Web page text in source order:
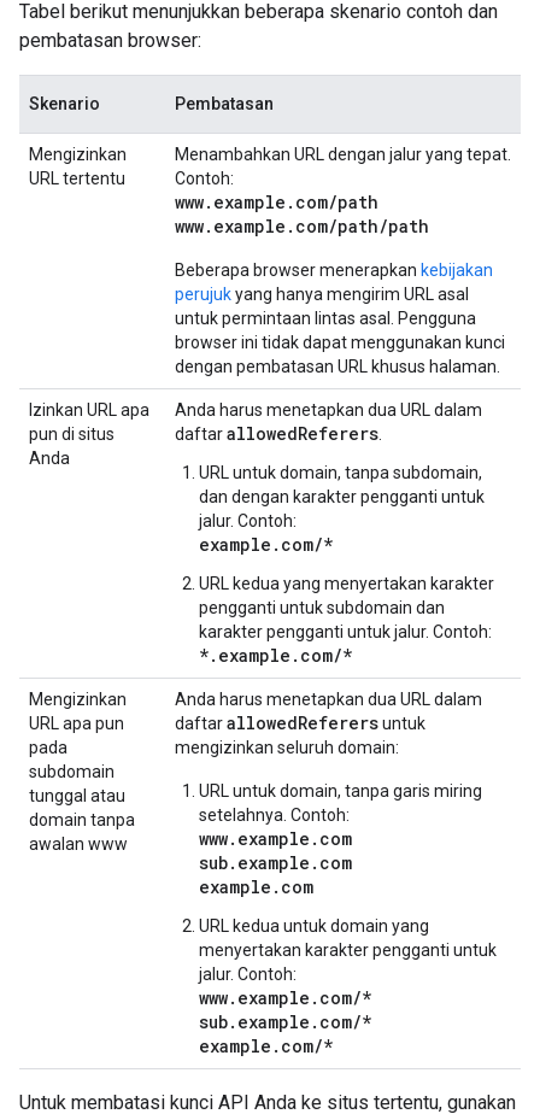
Tabel berikut menunjukkan beberapa skenario contoh dan
pembatasan browser:
Skenario Pembatasan
Mengizinkan
URL tertentu
Menambahkan URL dengan jalur yang tepat.
Contoh:
www. example . com/path
www. example . com/path/path
Beberapa browser menerapkan kebijakan
perujukyang hanya mengirim URL asal
untuk permintaan lintas asal. Pengguna
browser ini tidak dapat menggunakan kunci
dengan pembatasan URL khusus halaman.
Izinkan URL apa
pun di situs
Anda
Anda harus menetapkan dua URL dalam
daftarallowedReferers
URL untuk domain, tanpa subdomain,
dan dengan karakter pengganti untuk
jalur. Contoh:
example.com/*
URL kedua yang menyertakan karakter
pengganti untuk subdomain dan
karakter pengganti untuk jalur. Contoh:
*.example.com/*
Mengizinkan
URL apa pun
pada
subdomain
tunggal atau
domain tanpa
awalan www
Anda harus menetapkan dua URL dalam
daftarallowedReferersuntuk
mengizinkan seluruh domain:
URL untuk domain, tanpa garis miring
setelahnya. Contoh:
www.example.com
sub.example.com
example.com
URL kedua untuk domain yang
menyertakan karakter pengganti untuk
jalur. Contoh:
www.example.com/*
sub.example.com/*
example.com/*
Untuk membatasi kunci API Anda ke situs tertentu, gunakan